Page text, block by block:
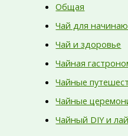
Общая
Чай для
Чай и здоровье
Чайная
Чайные
Чайные
Чайный DIY и